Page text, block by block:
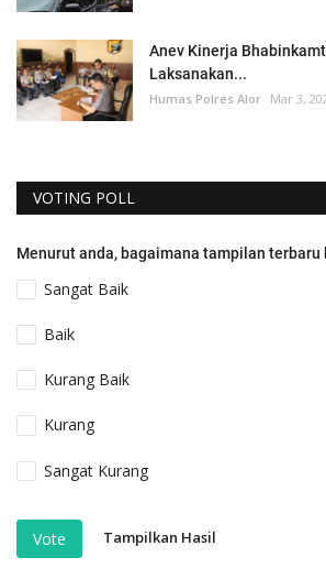
Anev Kinerja
Laksanakan...
Humas Polres Alor Mar 3,
VOTING POLL
Menurut anda, bagaimana tampilan terbaru
Sangat Baik
Baik
Kurang Baik
Kurang
Sangat Kurang
Vote Tampilkan Hasil